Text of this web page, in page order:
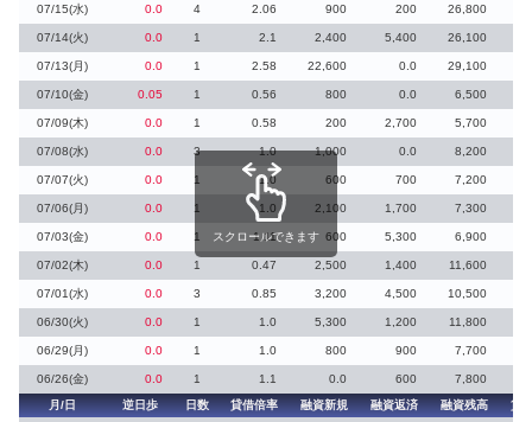
07/15(水) 0.0 4 2.06 900 200 26,800
07/14(火) 0.0 1 2.1 2,400 5,400 26,100
07/13(月) 0.0 1 2.58 22,600 0.0 29,100
07/10(金) 0.05 1 0.56 800 0.0 6,500
07/09(木) 0.0 1 0.58 200 2,700 5,700
07/08(水) 0.0 3 1.0 1,000 0.0 8,200
07/07(火) 0.0 1 1.0 600 700 7,200
07/06(月) 0.0 1 1.0 2,100 1,700 7,300
07/03(金) 0.0 1 1.11 600 5,300 6,900
07/02(木) 0.0 1 0.47 2,500 1,400 11,600
07/01(水) 0.0 3 0.85 3,200 4,500 10,500
06/30(火) 0.0 1 1.0 5,300 1,200 11,800
06/29(月) 0.0 1 1.0 800 900 7,700
06/26(金) 0.0 1 1.1 0.0 600 7,800
月/日
逆日歩 日数 貸借倍率 融資新規 融資返済 融資残高
貸
スクロールできます